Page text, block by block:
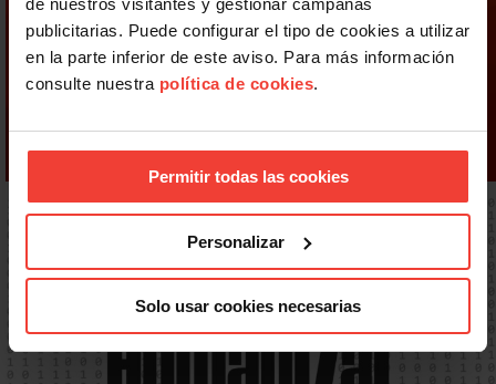
de nuestros visitantes y gestionar campañas
publicitarias. Puede configurar el tipo de cookies a utilizar
en la parte inferior de este aviso. Para más información
consulte nuestra política de cookies.
Permitir todas las cookies
Personalizar
Solo usar cookies necesarias